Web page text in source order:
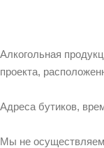
Алкогольная
проекта,
Адреса бутиков,
Мы не осуществляем